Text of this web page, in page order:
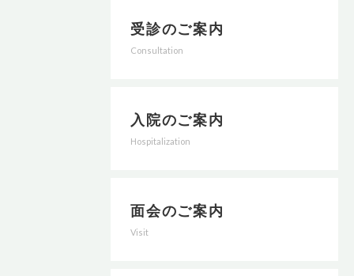
受診のご案内
Consultation
入院のご案内
Hospitalization
面会のご案内
Visit